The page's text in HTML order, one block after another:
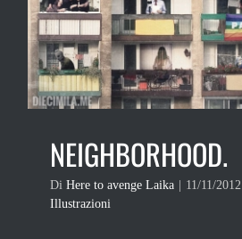
NEIGHBORHOOD.
Di Here to avenge Laika 11/11/2012
Illustrazioni